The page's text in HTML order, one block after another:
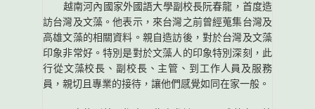
越南河內國家外國語大學副校長阮春龍，首度造
訪台灣及文藻。他表示，來台灣之前曾經蒐集台灣及
高雄文藻的相關資料。親自造訪後，對於台灣及文藻
印象非常好。特別是對於文藻人的印象特別深刻，此
行從文藻校長、副校長、主管、到工作人員及服務
員，親切且專業的接待，讓他們感覺如同在家一般。